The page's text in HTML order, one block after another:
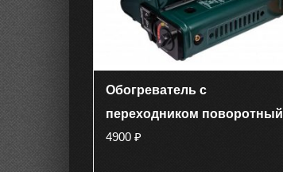
Обогреватель с
переходником поворотный
4900 ₽